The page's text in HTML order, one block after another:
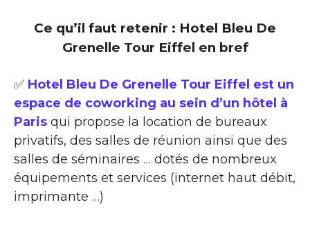
Ce qu’il faut retenir : Hotel Bleu De
Grenelle Tour Eiffel en bref
✅ Hotel Bleu De Grenelle Tour Eiffel est un
espace de coworking au sein d’un hôtel à
Paris qui propose la location de bureaux
privatifs, des salles de réunion ainsi que des
salles de séminaires … dotés de nombreux
équipements et services (internet haut débit,
imprimante …)